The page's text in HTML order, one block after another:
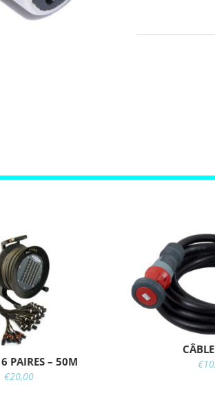
PAIRES – 50M
€20,00
€